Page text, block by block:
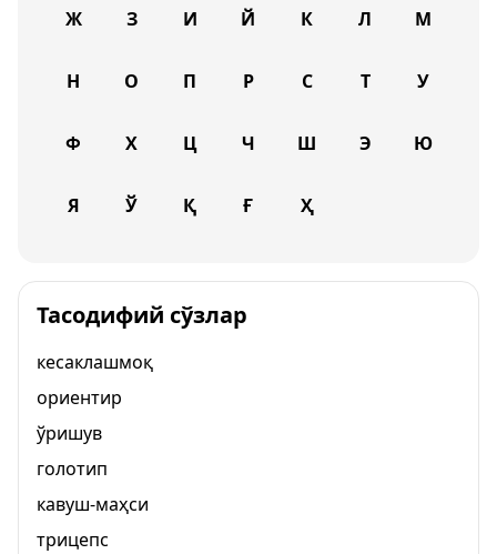
Ж З И Й К Л М
Н О П Р С Т У
Ф Х Ц Ч Ш Э Ю
Я Ў Қ Ғ Ҳ
Тасодифий сўзлар
кесаклашмоқ
ориентир
ўришув
голотип
кавуш-маҳси
трицепс